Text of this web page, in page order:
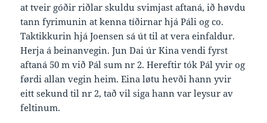
at tveir góðir riðlar skuldu svimjast aftaná, ið høvdu
tann fyrimunin at kenna tíðirnar hjá Páli og co.
Taktikkurin hjá Joensen sá út til at vera einfaldur.
Herja á beinanvegin. Jun Dai úr Kina vendi fyrst
aftaná 50 m við Pál sum nr 2. Hereftir tók Pál yvir og
førdi allan vegin heim. Eina løtu hevði hann yvir
eitt sekund til nr 2, tað vil siga hann var leysur av
feltinum.